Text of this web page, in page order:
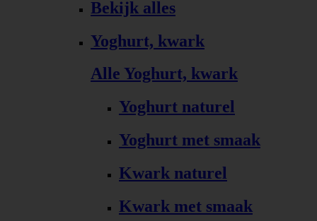
Bekijk alles
Yoghurt, kwark
Alle Yoghurt, kwark
Yoghurt naturel
Yoghurt met smaak
Kwark naturel
Kwark met smaak